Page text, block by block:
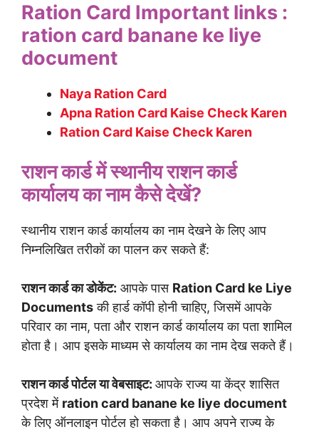
Ration Card Important links :
ration card banane ke liye
document
Naya Ration Card
Apna Ration Card Kaise Check Karen
Ration Card Kaise Check Karen
राशन कार्ड में स्थानीय राशन कार्ड
कार्यालय का नाम कैसे देखें?
स्थानीय राशन कार्ड कार्यालय का नाम देखने के लिए आप
निम्नलिखित तरीकों का पालन कर सकते हैं:
राशन कार्ड का डोकेंट: आपके पास Ration Card ke Liye
Documentsकी हार्ड कॉपी होनी चाहिए, जिसमें आपके
परिवार का नाम, पता और राशन कार्ड कार्यालय का पता शामिल
होता है। आप इसके माध्यम से कार्यालय का नाम देख सकते हैं।
राशन कार्ड पोर्टल या वेबसाइट: आपके राज्य या केंद्र शासित
प्रदेश में ration card banane ke liye document
के लिए ऑनलाइन पोर्टल हो सकता है। आप अपने राज्य के